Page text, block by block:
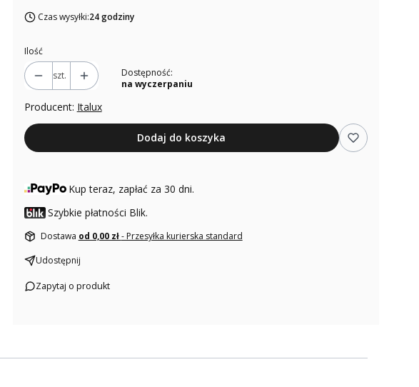
Czas wysyłki:24 godziny
Ilość
szt.
Dostępność:
na wyczerpaniu
Producent: Italux
Dodaj do koszyka
Kup teraz, zapłać za 30 dni.
Szybkie płatności Blik.
Dostawa od 0,00 zł- Przesyłka kurierska standard
Udostępnij
Zapytaj o produkt